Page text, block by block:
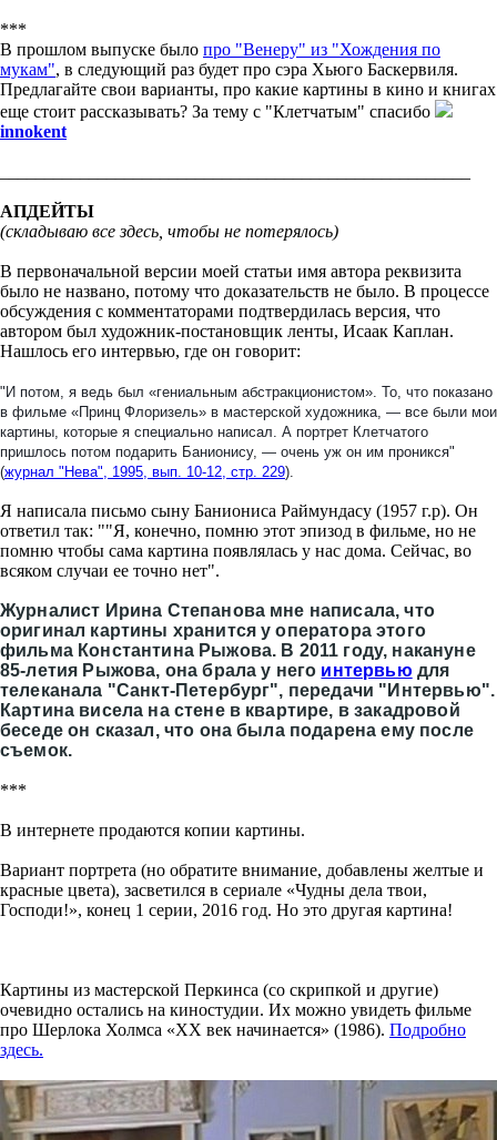
***
В прошлом выпуске было про "Венеру" из "Хождения по
мукам", в следующий раз будет про сэра Хьюго Баскервиля.
Предлагайте свои варианты, про какие картины в кино и книгах
еще стоит рассказывать? За тему с "Клетчатым" спасибо
innokent
АПДЕЙТЫ
(складываю все здесь, чтобы не потерялось)
В первоначальной версии моей статьи имя автора реквизита
было не названо, потому что доказательств не было. В процессе
обсуждения с комментаторами подтвердилась версия, что
автором был художник-постановщик ленты, Исаак Каплан.
Нашлось его интервью, где он говорит:
"И потом, я ведь был «гениальным абстракционистом». То, что показано
в фильме «Принц Флоризель» в мастерской художника, — все были мои
картины, которые я специально написал. А портрет Клетчатого
пришлось потом подарить Банионису, — очень уж он им проникся"
(журнал "Нева", 1995, вып. 10-12, стр. 229).
Я написала письмо сыну Баниониса Раймундасу (1957 г.р). Он
ответил так: ""Я, конечно, помню этот эпизод в фильме, но не
помню чтобы сама картина появлялась у нас дома. Сейчас, во
всяком случаи ее точно нет".
Журналист Ирина Степанова мне написала, что
оригинал картины хранится у оператора этого
фильма Константина Рыжова. В 2011 году, накануне
85-летия Рыжова, она брала у него интервью для
телеканала "Санкт-Петербург", передачи "Интервью".
Картина висела на стене в квартире, в закадровой
беседе он сказал, что она была подарена ему после
съемок.
***
В интернете продаются копии картины.
Вариант портрета (но обратите внимание, добавлены желтые и
красные цвета), засветился в сериале «Чудны дела твои,
Господи!», конец 1 серии, 2016 год. Но это другая картина!
Картины из мастерской Перкинса (со скрипкой и другие)
очевидно остались на киностудии. Их можно увидеть фильме
про Шерлока Холмса «XX век начинается» (1986). Подробно
здесь.